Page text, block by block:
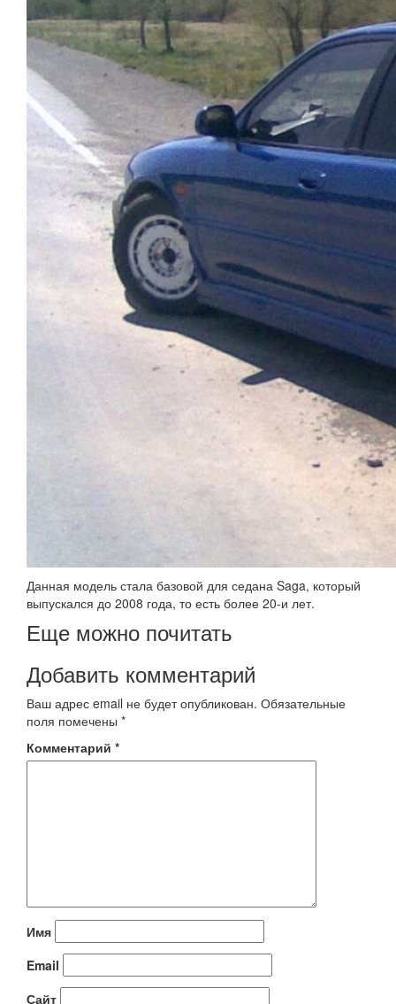
Данная модель стала базовой для седана Saga, который
выпускался до 2008 года, то есть более 20-и лет.
Еще можно почитать
Добавить комментарий
Ваш адрес email не будет опубликован. Обязательные
поля помечены *
Комментарий *
Имя
Email
Сайт